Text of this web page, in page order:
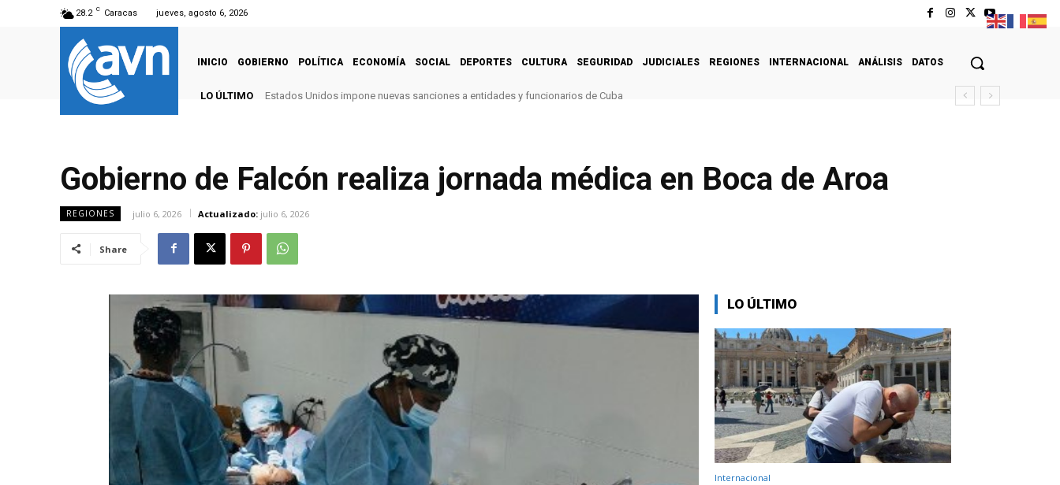
28.2 C Caracas jueves, agosto 6, 2026
INICIO GOBIERNO POLÍTICA ECONOMÍA SOCIAL DEPORTES CULTURA SEGURIDAD JUDICIALES REGIONES INTERNACIONAL ANÁLISIS DATOS
LO ÚLTIMO Estados Unidos impone nuevas sanciones a entidades y funcionarios de Cuba
Gobierno de Falcón realiza jornada médica en Boca de Aroa
REGIONES julio 6, 2026 Actualizado: julio 6, 2026
Share
LO ÚLTIMO
Internacional